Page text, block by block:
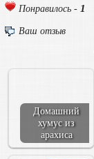
Понравилось -1
Ваш отзыв
Домашний
хумус из
арахиса